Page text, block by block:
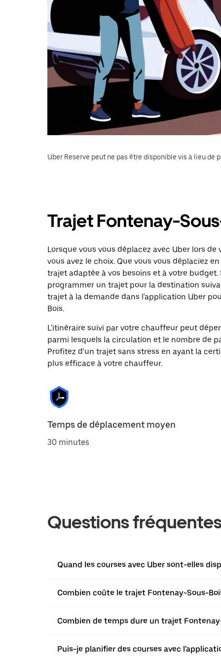
Uber Reserve peut ne pas être disponible vis à lieu de
Trajet Fontenay-
Lorsque vous vous déplacez avec Uber lors
vous avez le choix. Que vous vous déplaciez
trajet adaptée à vos besoins et à votre
programmer un trajet pour la destination
trajet à la demande dans l'application Uber
Bois.
L'itinéraire suivi par votre chauffeur peut
parmi lesquels la circulation et le nombre de
Profitez d'un trajet sans stress en ayant la
plus efficace à votre chauffeur.
Temps de déplacement moyen
30 minutes
Questions
Quand les courses avec Uber sont-elles
Combien coûte le trajet Fontenay-Sous-
Combien de temps dure un trajet
Puis-je planifier des courses avec